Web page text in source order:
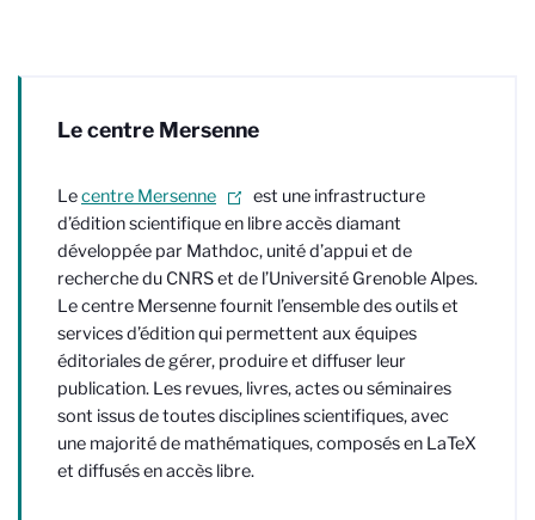
Le centre Mersenne
Lecentre Mersenne
est une infrastructure
d’édition scientifique en libre accès diamant
développée par Mathdoc, unité d’appui et de
recherche du CNRS et de l’Université Grenoble Alpes.
Le centre Mersenne fournit l’ensemble des outils et
services d’édition qui permettent aux équipes
éditoriales de gérer, produire et diffuser leur
publication. Les revues, livres, actes ou séminaires
sont issus de toutes disciplines scientifiques, avec
une majorité de mathématiques, composés en LaTeX
et diffusés en accès libre.